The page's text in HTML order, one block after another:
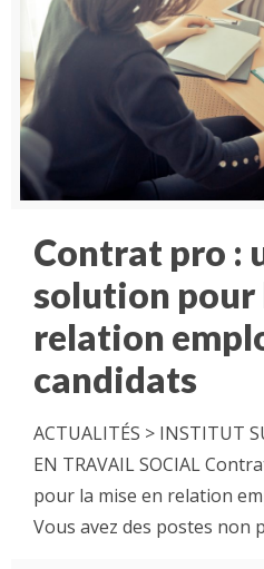
Contrat pro :
solution pour
relation
candidats
ACTUALITÉS > INSTITUT
EN TRAVAIL SOCIAL
pour la mise en relation
Vous avez des postes non